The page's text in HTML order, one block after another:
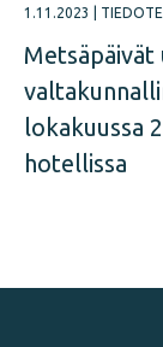
1.11.2023 TIEDOTE
Metsäpäivät
lokakuussa
hotellissa